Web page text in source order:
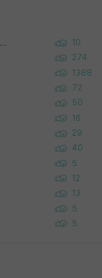
Korea University 수학, 컴퓨터과학 이학사, UC Berkeley 산업공학 대학원 공학박사가 되는 것은 쉽지 않겠죠? 10
274
1388
72
50
16
29
40
5
12
13
5
5